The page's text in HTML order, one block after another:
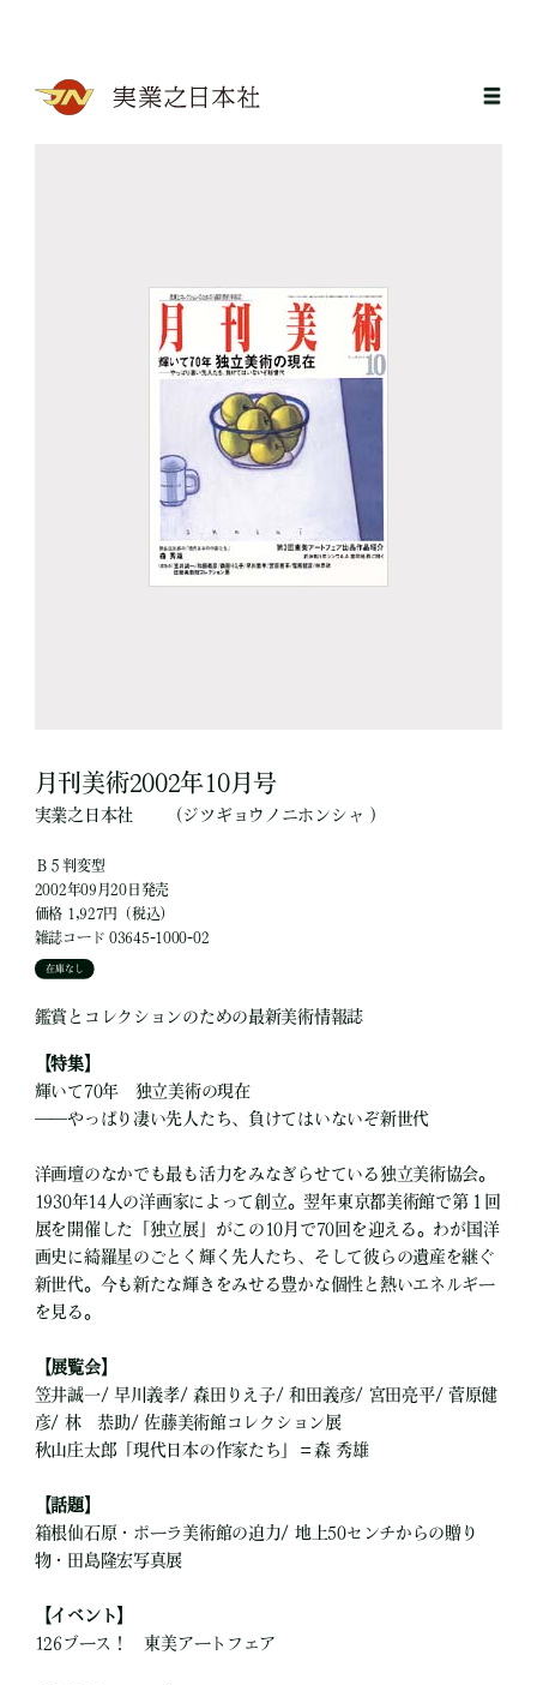
月刊美術2002年10月号
実業之日本社 （ジツギョウノニホンシャ ）
Ｂ５判変型
2002年09月20日発売
価格 1,927円（税込）
雑誌コード 03645-1000-02
在庫なし
鑑賞とコレクションのための最新美術情報誌
【特集】
輝いて70年 独立美術の現在
――やっぱり凄い先人たち、負けてはいないぞ新世代
洋画壇のなかでも最も活力をみなぎらせている独立美術協会。
1930年14人の洋画家によって創立。翌年東京都美術館で第１回
展を開催した「独立展」がこの10月で70回を迎える。わが国洋
画史に綺羅星のごとく輝く先人たち、そして彼らの遺産を継ぐ
新世代。今も新たな輝きをみせる豊かな個性と熱いエネルギー
を見る。
【展覧会】
笠井誠一/ 早川義孝/ 森田りえ子/ 和田義彦/ 宮田亮平/ 菅原健
彦/ 林 恭助/ 佐藤美術館コレクション展
秋山庄太郎「現代日本の作家たち」＝森 秀雄
【話題】
箱根仙石原・ポーラ美術館の迫力/ 地上50センチからの贈り
物・田島隆宏写真展
【イベント】
126ブース！ 東美アートフェア